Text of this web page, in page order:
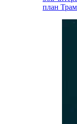
план